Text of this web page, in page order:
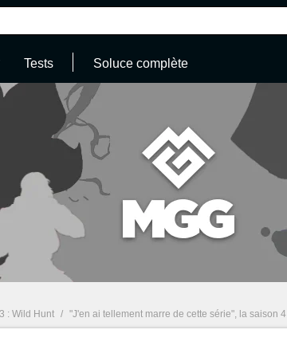
Tests Soluce complète
: Wild Hunt / "J'en ai tellement marre de cette série", la saison 4 de The Witcher se fait déjà démonter par les fans après la parution de sa bande-annonce